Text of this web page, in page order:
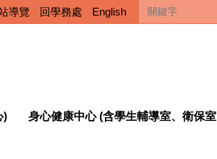
) 身心健康中心 (含學生輔導室、衛保
導覽 回學務處 English